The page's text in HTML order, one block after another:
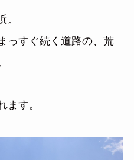
。
っすぐ続く道路の、荒
ます。